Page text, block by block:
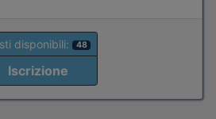
disponibili: 48
Iscrizione